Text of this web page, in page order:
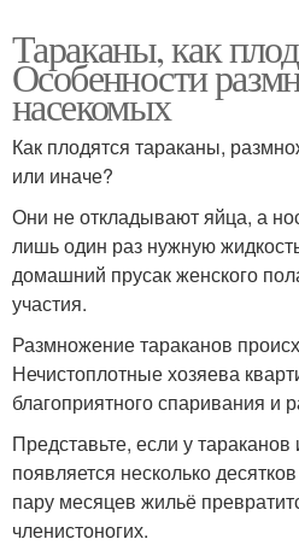
Тараканы, как
Особенности
насекомых
Как плодятся тараканы,
или иначе?
Они не откладывают яйца, а
лишь один раз нужную
домашний прусак женского
участия.
Размножение тараканов
Нечистоплотные хозяева
благоприятного спаривания и
Представьте, если у тараканов
появляется несколько
пару месяцев жильё
членистоногих.